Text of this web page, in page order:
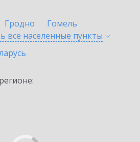
Гродно
Гомель
все населенные пункты